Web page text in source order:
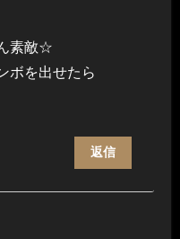
素敵☆
ボを出せたら
返信